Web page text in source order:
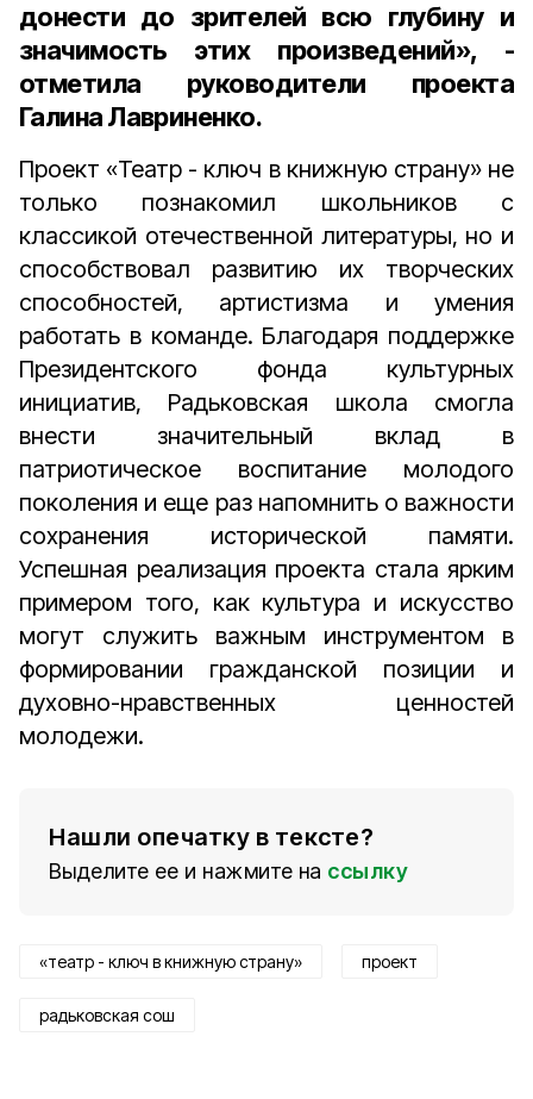
донести до зрителей всю глубину и
значимость этих произведений», -
отметила руководители проекта
Галина Лавриненко.
Проект «Театр - ключ в книжную страну» не
только познакомил школьников с
классикой отечественной литературы, но и
способствовал развитию их творческих
способностей, артистизма и умения
работать в команде. Благодаря поддержке
Президентского фонда культурных
инициатив, Радьковская школа смогла
внести значительный вклад в
патриотическое воспитание молодого
поколения и еще раз напомнить о важности
сохранения исторической памяти.
Успешная реализация проекта стала ярким
примером того, как культура и искусство
могут служить важным инструментом в
формировании гражданской позиции и
духовно-нравственных ценностей
молодежи.
Нашли опечатку в тексте?
Выделите ее и нажмите на ссылку
«театр - ключ в книжную страну» проект
радьковская сош